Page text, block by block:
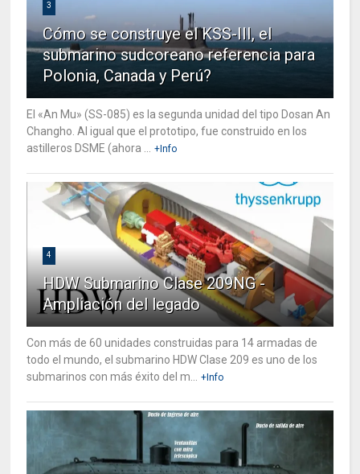
3
Cómo se construye el KSS-III, el
submarino sudcoreano referencia para
Polonia, Canada y Perú?
El «An Mu» (SS-085) es la segunda unidad del tipo Dosan An
Changho. Al igual que el prototipo, fue construido en los
astilleros DSME (ahora ...
+Info
4
HDW Submarino Clase 209NG -
Ampliación del legado
Con más de 60 unidades construidas para 14 armadas de
todo el mundo, el submarino HDW Clase 209 es uno de los
submarinos con más éxito del m...
+Info